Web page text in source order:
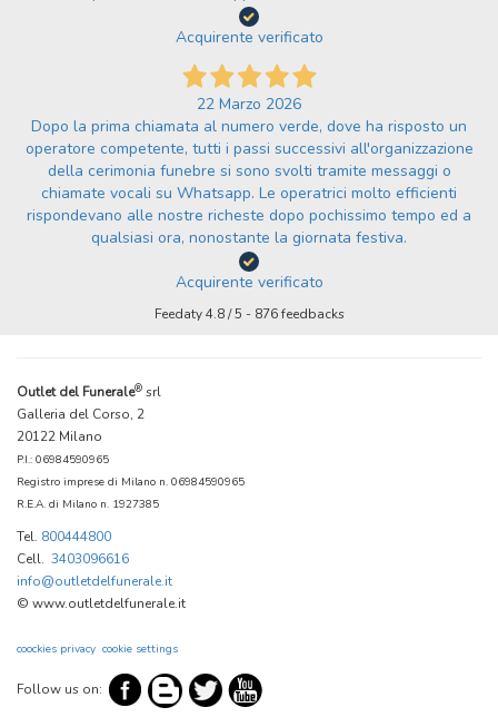
Acquirente verificato
22 Marzo 2026
Dopo la prima chiamata al numero verde, dove ha risposto un
operatore competente, tutti i passi successivi all'organizzazione
della cerimonia funebre si sono svolti tramite messaggi o
chiamate vocali su Whatsapp. Le operatrici molto efficienti
rispondevano alle nostre richeste dopo pochissimo tempo ed a
qualsiasi ora, nonostante la giornata festiva.
Acquirente verificato
Feedaty4.8/5 - 876feedbacks
Outlet del Funerale® srl
Galleria del Corso, 2
20122 Milano
P.I.: 06984590965
Registro imprese di Milano n. 06984590965
R.E.A. di Milano n. 1927385
Tel. 800444800
Cell. 3403096616
info@outletdelfunerale.it
© www.outletdelfunerale.it
coockies privacy cookie settings
Follow us on: